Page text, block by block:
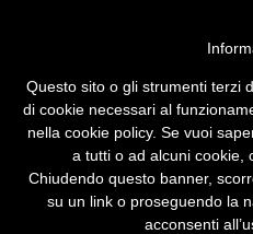
DETTAGLIO TORNEO FOTO
2012 - 13°
Questo sito o gli strumenti terzi
di cookie necessari al
nella cookie policy. Se vuoi
a tutti o ad alcuni cookie,
Chiudendo questo banner,
su un link o proseguendo la
acconsenti